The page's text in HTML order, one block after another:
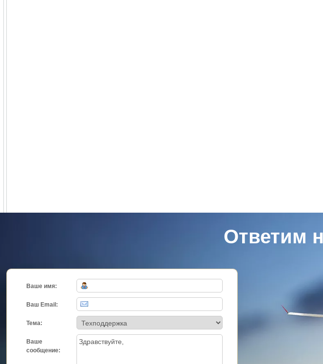
Ответим
Ваше имя:
Ваш Email:
Тема:
Ваше
сообщение: